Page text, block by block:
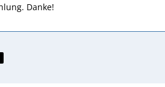
Danke!